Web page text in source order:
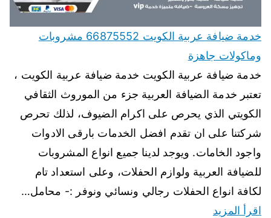
خدمة ضيافة عربية الكويت 66875552 مشروبات
وماكولات جاهزة
خدمة ضيافة عربية الكويت خدمة ضيافة عربية الكويت ،
تعتبر خدمة الضيافة العربية جزء من الموروث الثقافي
الكويتي الذي يحرص على اكرام الضيوف، لذلك تحرص
شركتنا على ان تقدم افضل الخدمات بارقى الادوات
واجود الخامات. ويوجد لدينا جميع انواع المشروبات
للضيافة العربية ولوازم الحفلات، وعلى استعداد تام
لكافة انواع الحفلات رجالي ونسائي ونوفر :- محامل…
اقرأ المزيد